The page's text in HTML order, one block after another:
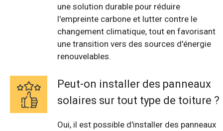
une solution durable pour réduire
l'empreinte carbone et lutter contre le
changement climatique, tout en favorisant
une transition vers des sources d'énergie
renouvelables.
Peut-on installer des panneaux
solaires sur tout type de toiture ?
Oui, il est possible d'installer des panneaux